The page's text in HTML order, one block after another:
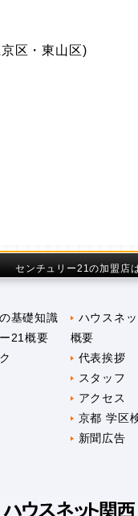
区・東山区)
センチュリー21の加盟店
基礎知識
21概要
ハウスネ
概要
代表挨拶
スタッフ
アクセス
京都 学区
新聞広告